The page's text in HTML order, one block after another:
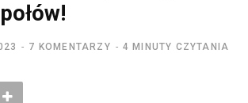
7 KOMENTARZY 4 MINUTY CZYTANIA